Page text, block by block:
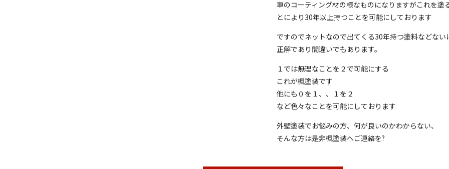
車のコーティング材の様なものになりますがこれを塗
とにより30年以上持つことを可能にしております
ですのでネットなので出てくる30年持つ塗料などない
正解であり間違いでもあります。
１では無理なことを２で可能にする
これが楓塗装です
他にも０を１、、１を２
など色々なことを可能にしております
外壁塗装でお悩みの方、何が良いのかわからない、
そんな方は是非楓塗装へご連絡を?